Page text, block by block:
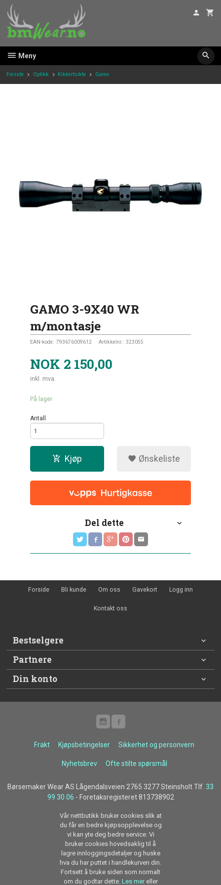
innholdet
Meny
Forside Optikk Kikkertsikte Gamo
GAMO 3-9X40 WR
m/montasje
EAN-kode: 793676009612 Artikkelnr.: 323055
NOK 2 150,00
inkl. mva.
På lager
Antall
Kjøp Ønskeliste
Del dette
Forside Bli kunde Om oss Gavekort Logg inn
Kontakt oss
Bestselgere
Partnere
Din konto
Frakt Kjøpsbetingelser Sikkerhet og personvern
Nyhetsbrev Ofte stilte spørsmål
Børsemaker Wear AS Lågendalsveien 2765 3277 Steinsholt Tlf. 33
99 30 06 - Foretaksregisteret 813738902
Vår nettbutikk bruker cookies slik at
du får en bedre kjøpsopplevelse og
vi kan yte deg bedre service. Vi
bruker cookies hovedsaklig til å
lagre innloggingsdetaljer og huske
hva du har puttet i handlekurven din.
Fortsett å bruke siden som normalt
om du godtar dette. Les mer eller